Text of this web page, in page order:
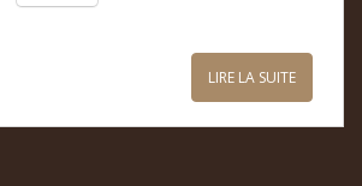
LIRE LA SUITE